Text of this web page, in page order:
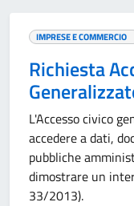
IMPRESE E COMMERCIO
Richiesta
L'Accesso civico
accedere a dati,
pubbliche
dimostrare un
33/2013).